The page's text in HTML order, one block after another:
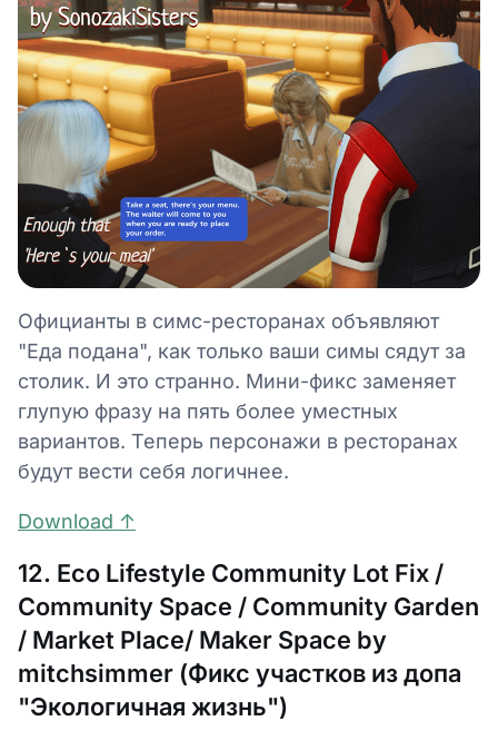
Официанты в симс-ресторанах объявляют
"Еда подана", как только ваши симы сядут за
столик. И это странно. Мини-фикс заменяет
глупую фразу на пять более уместных
вариантов. Теперь персонажи в ресторанах
будут вести себя логичнее.
Download ↑
12. Eco Lifestyle Community Lot Fix /
Community Space / Community Garden
/ Market Place/ Maker Space by
mitchsimmer (Фикс участков из допа
"Экологичная жизнь")